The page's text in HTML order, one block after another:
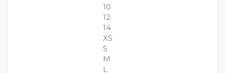
10
12
14
XS
S
M
L